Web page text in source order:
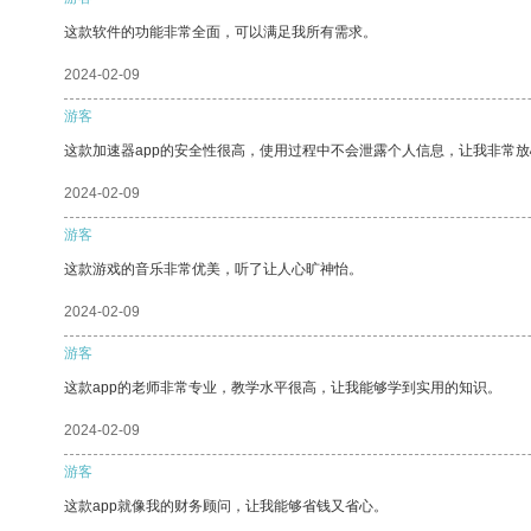
这款软件的功能非常全面，可以满足我所有需求。
2024-02-09
游客
这款加速器app的安全性很高，使用过程中不会泄露个人信息，让我非常
2024-02-09
游客
这款游戏的音乐非常优美，听了让人心旷神怡。
2024-02-09
游客
这款app的老师非常专业，教学水平很高，让我能够学到实用的知识。
2024-02-09
游客
这款app就像我的财务顾问，让我能够省钱又省心。